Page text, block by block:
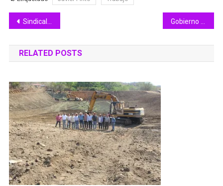
Navegación
de
entradas
Sindicalizados no han sido presionados para hacer aportaciones para actividades partidistas: Martín Flores Gobierno de Colima distribuye más de 47 mil litros de hipoclorito de sodio a 6 organismos operadores del agua
RELATED POSTS